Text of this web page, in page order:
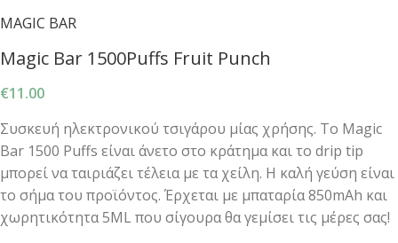
MAGIC BAR
Magic Bar 1500Puffs Fruit Punch
€11.00
Συσκευή ηλεκτρονικού τσιγάρου μίας χρήσης. Το Magic
Bar 1500 Puffs είναι άνετο στο κράτημα και το drip tip
μπορεί να ταιριάζει τέλεια με τα χείλη. Η καλή γεύση είναι
το σήμα του προϊόντος. Έρχεται με μπαταρία 850mAh και
χωρητικότητα 5ML που σίγουρα θα γεμίσει τις μέρες σας!